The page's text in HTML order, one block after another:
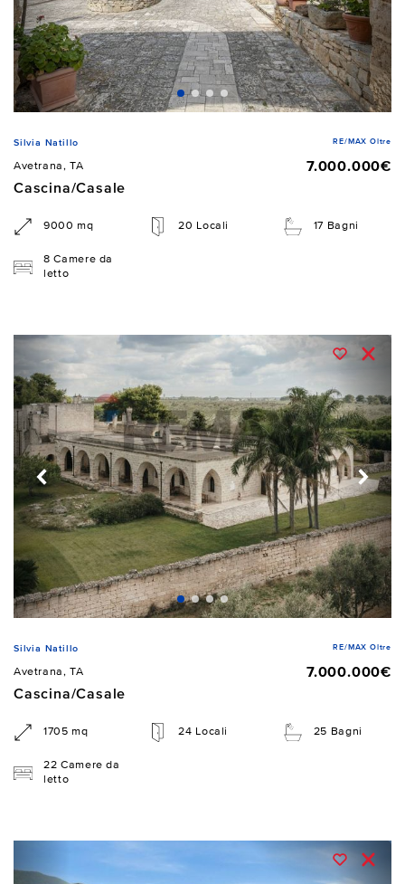
Silvia Natillo RE/MAX Oltre
Avetrana, TA
7.000.000€
Cascina/Casale
9000 mq 20 Locali 17 Bagni
8 Camere da
letto
Silvia Natillo RE/MAX Oltre
Avetrana, TA
7.000.000€
Cascina/Casale
1705 mq 24 Locali 25 Bagni
22 Camere da
letto